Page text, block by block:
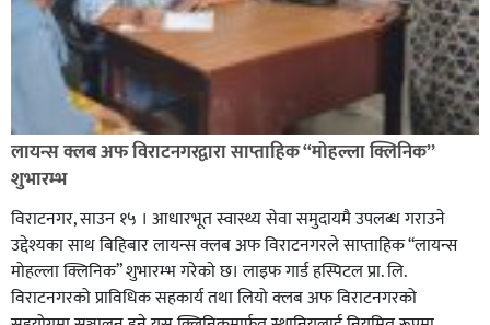
लायन्स क्लब अफ विराटनगरद्वारा साप्ताहिक “मोहल्ला क्लिनिक”
शुभारम्भ
विराटनगर, साउन १५ । आधारभूत स्वास्थ्य सेवा समुदायमै उपलब्ध गराउने
उद्देश्यका साथ बिहिबार लायन्स क्लब अफ विराटनगरले साप्ताहिक “लायन्स
मोहल्ला क्लिनिक” शुभारम्भ गरेकाे छ। लाइफ गार्ड हस्पिटल प्रा. लि.
विराटनगरको प्राविधिक सहकार्य तथा लियो क्लब अफ विराटनगरको